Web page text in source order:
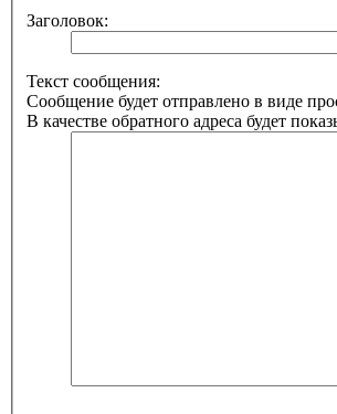
Заголовок:
Текст сообщения:
Сообщение будет отправлено в виде
В качестве обратного адреса будет